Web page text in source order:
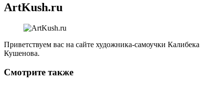
ArtKush.ru
Приветствуем вас на сайте художника-самоучки Калибека
Кушенова.
Смотрите также